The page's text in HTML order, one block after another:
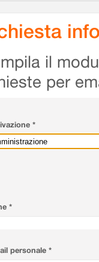
il
per
*
*
personale *